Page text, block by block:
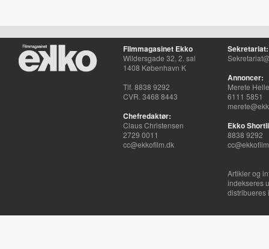
Filmmagasinet Ekko
Wildersgade 32, 2. sal
1408 København K
Tlf. 8838 9292
CVR. 3468 8443
Chefredaktør:
Claus Christensen
2729 0011
cc@ekkofilm.dk
Sekretariat:
Annoncer:
Merete
6111 5851
Ekko
8838 9292
Artikler og
indekseres
distribueres